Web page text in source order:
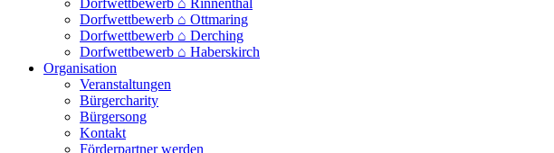
Dorfwettbewerb ⌂ Rinnenthal
Dorfwettbewerb ⌂ Ottmaring
Dorfwettbewerb ⌂ Derching
Dorfwettbewerb ⌂ Haberskirch
Organisation
Veranstaltungen
Bürgercharity
Bürgersong
Kontakt
Förderpartner werden